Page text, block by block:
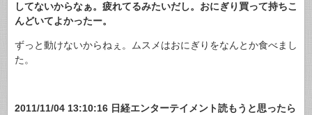
してないからなぁ。疲れてるみたいだし。おにぎり買って持ちこ
んどいてよかったー。
ずっと動けないからねぇ。ムスメはおにぎりをなんとか食べまし
た。
2011/11/04 13:10:16 日経エンターテイメント読もうと思ったら